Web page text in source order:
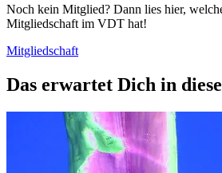
Noch kein Mitglied? Dann lies hier,
Mitgliedschaft im VDT hat!
Mitgliedschaft
Das erwartet Dich in